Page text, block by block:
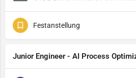
Festanstellung
Junior Engineer - AI Process